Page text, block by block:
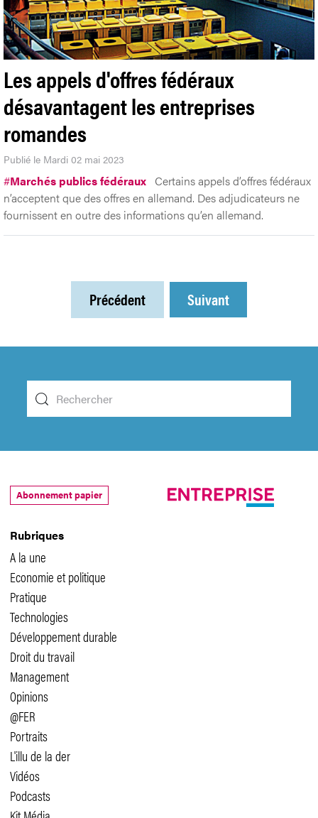
Les appels d'offres fédéraux
désavantagent les entreprises
romandes
Publié le Mardi 02 mai 2023
#Marchés publics fédéraux Certains appels d’offres fédéraux
n’acceptent que des offres en allemand. Des adjudicateurs ne
fournissent en outre des informations qu’en allemand.
Précédent Suivant
Rubriques
A la une
Economie et politique
Pratique
Technologies
Développement durable
Droit du travail
Management
Opinions
@FER
Portraits
L'illu de la der
Vidéos
Podcasts
Abonnement papier